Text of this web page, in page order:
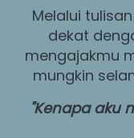
Melalui
dekat
mengajakmu
mungkin
"Kenapa aku